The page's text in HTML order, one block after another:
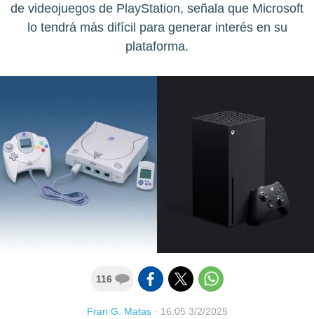
de videojuegos de PlayStation, señala que Microsoft
lo tendrá más difícil para generar interés en su
plataforma.
116
Fran G. Matas· 16:05 3/2/2025